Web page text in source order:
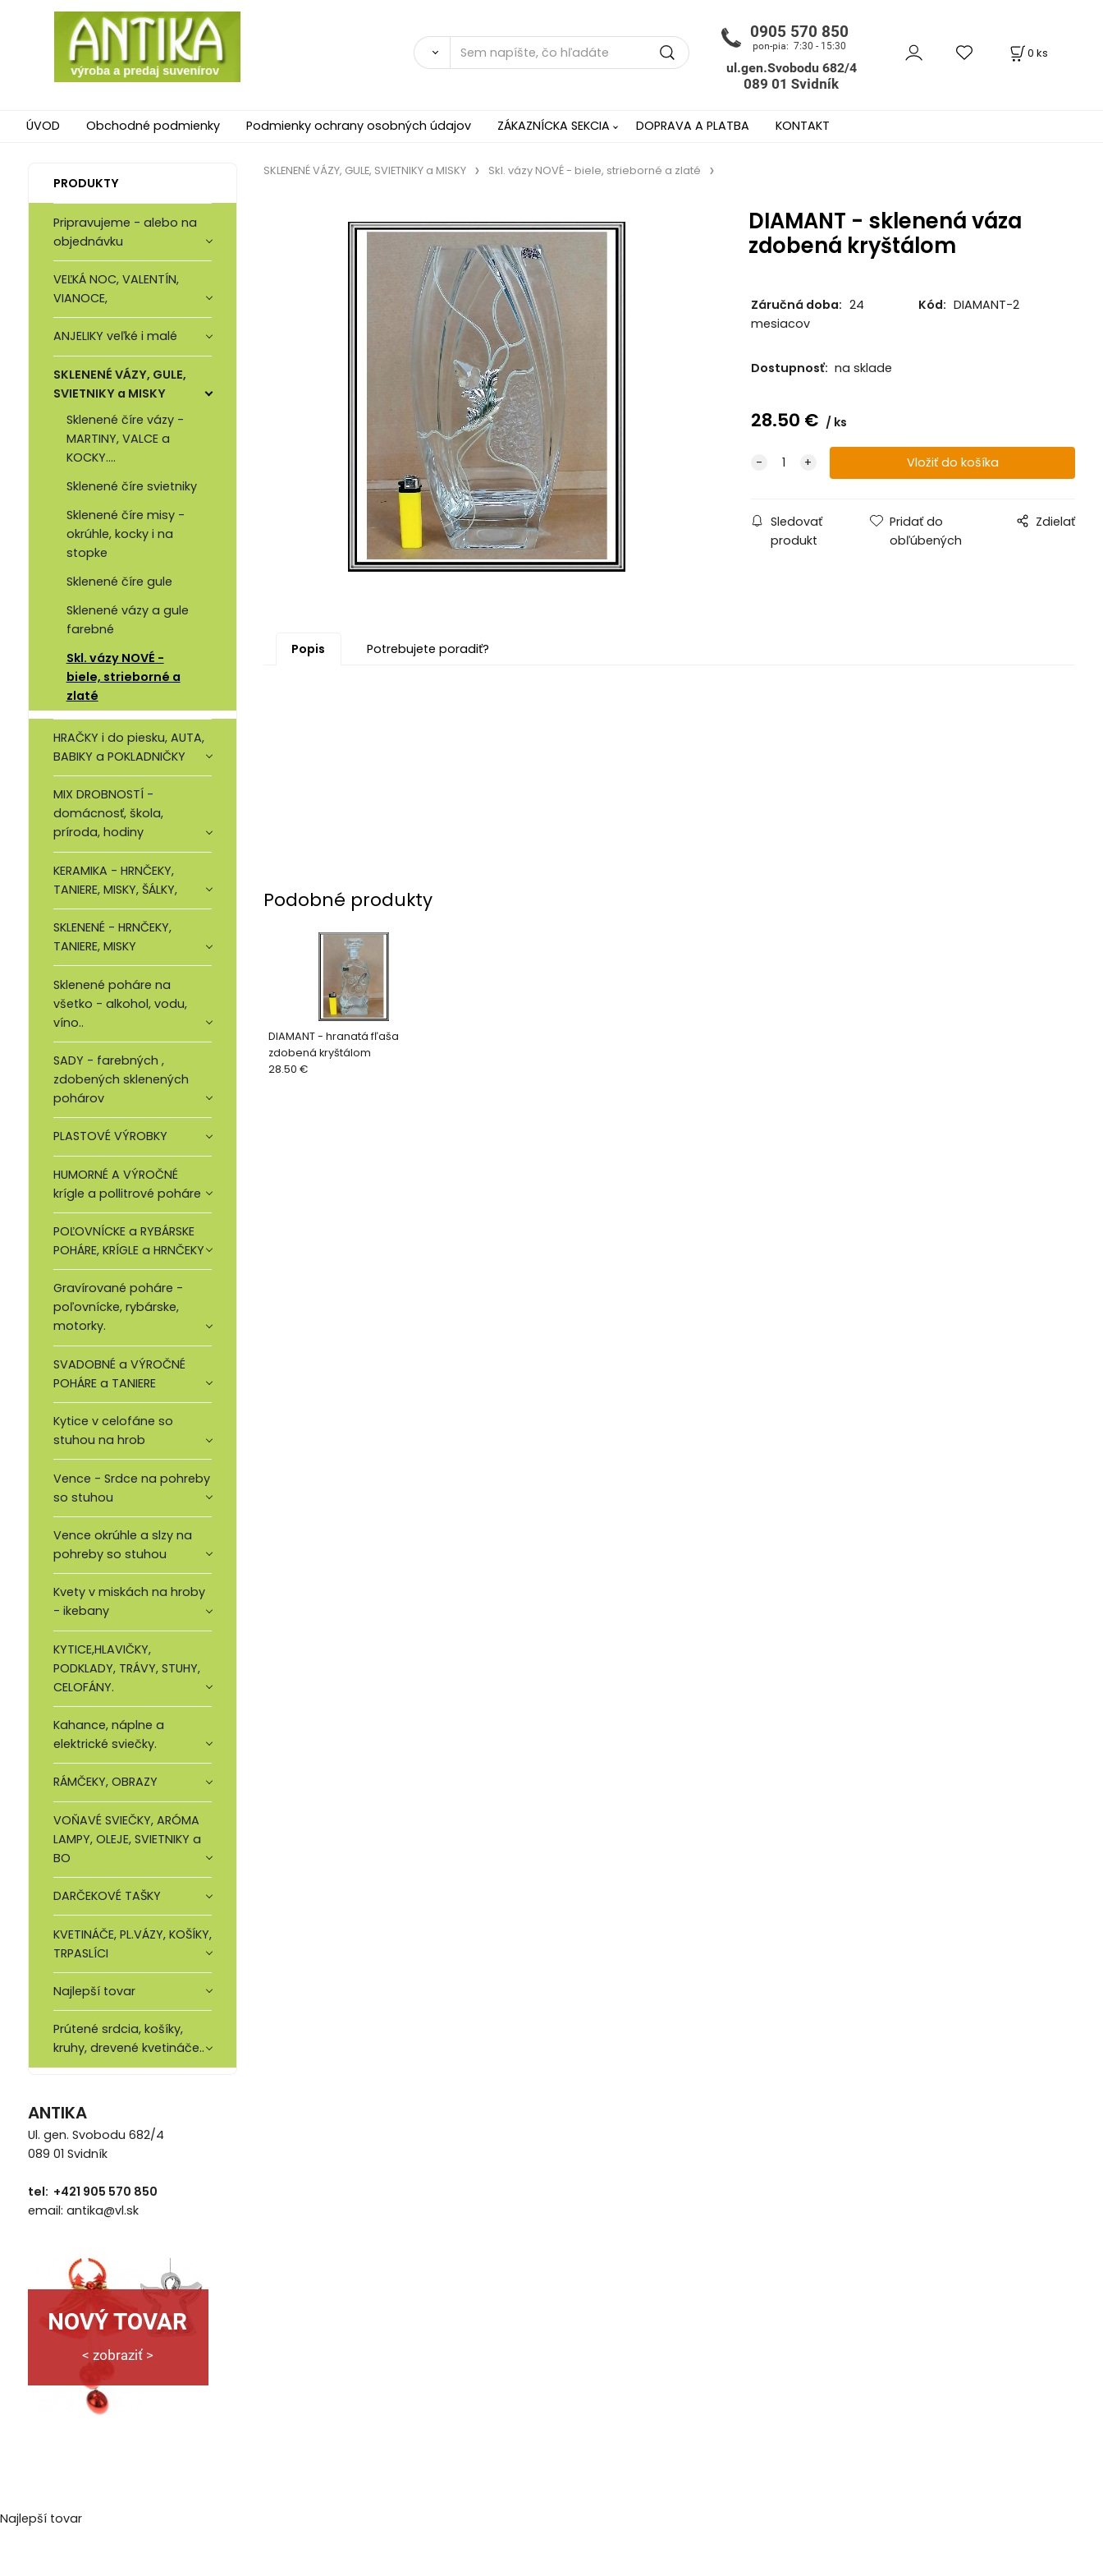
0 ks
ÚVOD Obchodné podmienky Podmienky ochrany osobných údajov ZÁKAZNÍCKA SEKCIA DOPRAVA A PLATBA KONTAKT
PRODUKTY
Pripravujeme - alebo na
objednávku
VEĽKÁ NOC, VALENTÍN,
VIANOCE,
ANJELIKY veľké i malé
SKLENENÉ VÁZY, GULE,
SVIETNIKY a MISKY
Sklenené číre vázy -
MARTINY, VALCE a
KOCKY....
Sklenené číre svietniky
Sklenené číre misy -
okrúhle, kocky i na
stopke
Sklenené číre gule
Sklenené vázy a gule
farebné
Skl. vázy NOVÉ -
biele, strieborné a
zlaté
HRAČKY i do piesku, AUTA,
BABIKY a POKLADNIČKY
MIX DROBNOSTÍ -
domácnosť, škola,
príroda, hodiny
KERAMIKA - HRNČEKY,
TANIERE, MISKY, ŠÁLKY,
SKLENENÉ - HRNČEKY,
TANIERE, MISKY
Sklenené poháre na
všetko - alkohol, vodu,
víno..
SADY - farebných ,
zdobených sklenených
pohárov
PLASTOVÉ VÝROBKY
HUMORNÉ A VÝROČNÉ
krígle a pollitrové poháre
POĽOVNÍCKE a RYBÁRSKE
POHÁRE, KRÍGLE a HRNČEKY
Gravírované poháre -
poľovnícke, rybárske,
motorky.
SVADOBNÉ a VÝROČNÉ
POHÁRE a TANIERE
Kytice v celofáne so
stuhou na hrob
Vence - Srdce na pohreby
so stuhou
Vence okrúhle a slzy na
pohreby so stuhou
Kvety v miskách na hroby
- ikebany
KYTICE,HLAVIČKY,
PODKLADY, TRÁVY, STUHY,
CELOFÁNY.
Kahance, náplne a
elektrické sviečky.
RÁMČEKY, OBRAZY
VOŇAVÉ SVIEČKY, ARÓMA
LAMPY, OLEJE, SVIETNIKY a
BO
DARČEKOVÉ TAŠKY
KVETINÁČE, PL.VÁZY, KOŠÍKY,
TRPASLÍCI
Najlepší tovar
Prútené srdcia, košíky,
kruhy, drevené kvetináče..
ANTIKA
Ul. gen. Svobodu 682/4
089 01 Svidník
tel: +421 905 570 850
email: antika@vl.sk
SKLENENÉ VÁZY, GULE, SVIETNIKY a MISKY Skl. vázy NOVÉ - biele, strieborné a zlaté
DIAMANT - sklenená váza
zdobená kryštálom
Záručná doba: 24
mesiacov
Kód: DIAMANT-2
Dostupnosť: na sklade
28.50 € ks
Sledovať
produkt
Pridať do
obľúbených
Zdielať
Popis Potrebujete poradiť?
Podobné produkty
DIAMANT - hranatá fľaša
zdobená kryštálom
28.50 €
Najlepší tovar